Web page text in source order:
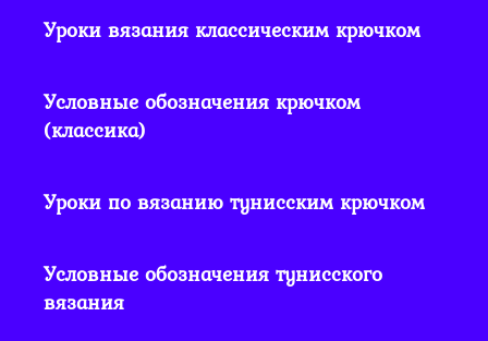
Уроки вязания классическим крючком
Условные обозначения крючком
(классика)
Уроки по вязанию тунисским крючком
Условные обозначения тунисского
вязания